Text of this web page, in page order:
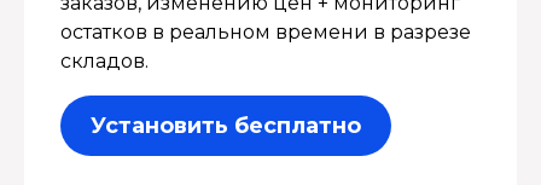
остатков в реальном времени в разрезе
складов.
Установить бесплатно